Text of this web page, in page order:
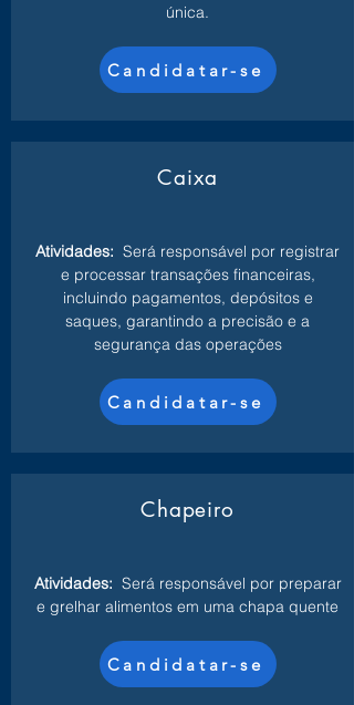
única.
Candidatar-se
Caixa
Atividades: Será responsável por registrar
e processar transações financeiras,
incluindo pagamentos, depósitos e
saques, garantindo a precisão e a
segurança das operações
Candidatar-se
Chapeiro
Atividades: Será responsável por preparar
e grelhar alimentos em uma chapa quente
Candidatar-se